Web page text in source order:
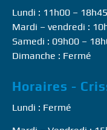
Lundi : 11h00 – 18h45
Mardi – vendredi :
Samedi : 09h00 –
Dimanche : Fermé
Horaires -
Lundi : Fermé